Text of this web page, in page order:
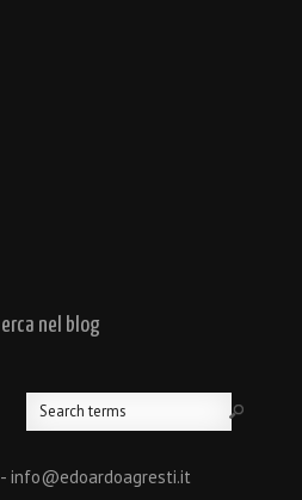
nel blog
info@edoardoagresti.it